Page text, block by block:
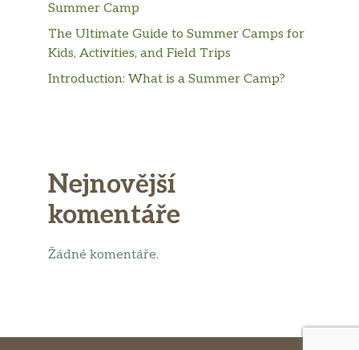
Summer Camp
The Ultimate Guide to Summer Camps for
Kids, Activities, and Field Trips
Introduction: What is a Summer Camp?
Nejnovější
komentáře
Žádné komentáře.